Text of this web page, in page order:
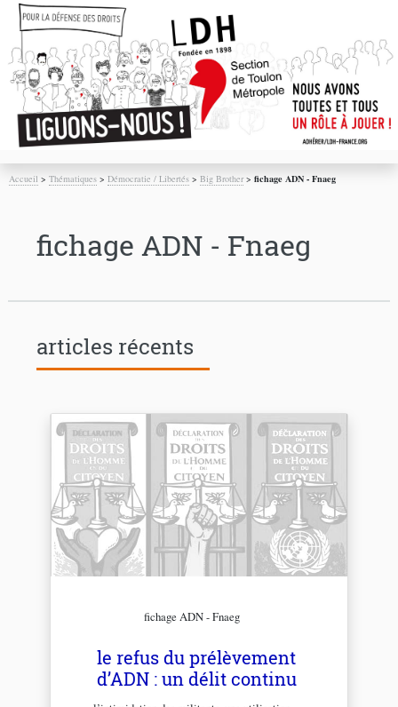
Accueil >Thématiques >Démocratie / Libertés >Big Brother>fichage ADN - Fnaeg
fichage ADN - Fnaeg
articles récents
fichage ADN - Fnaeg
le refus du prélèvement
d’ADN : un délit continu